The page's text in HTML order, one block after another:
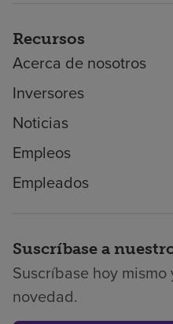
Recursos
Acerca de nosotros
Inversores
Noticias
Empleos
Empleados
Suscríbase a
Suscríbase hoy
novedad.